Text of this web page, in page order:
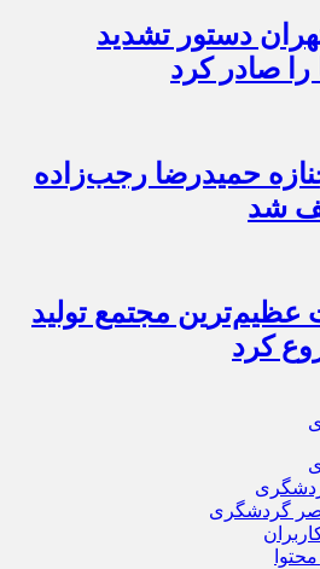
دستور تشدید
صادر کرد
حمیدرضا رجب‌زاده
شد
مجتمع تولید
کرد
عصر گردشگری